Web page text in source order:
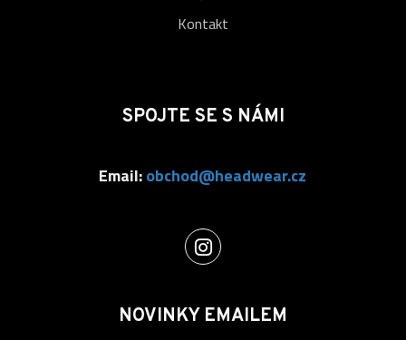
Kontakt
SPOJTE SE S NÁMI
Email:obchod@headwear.cz
NOVINKY EMAILEM